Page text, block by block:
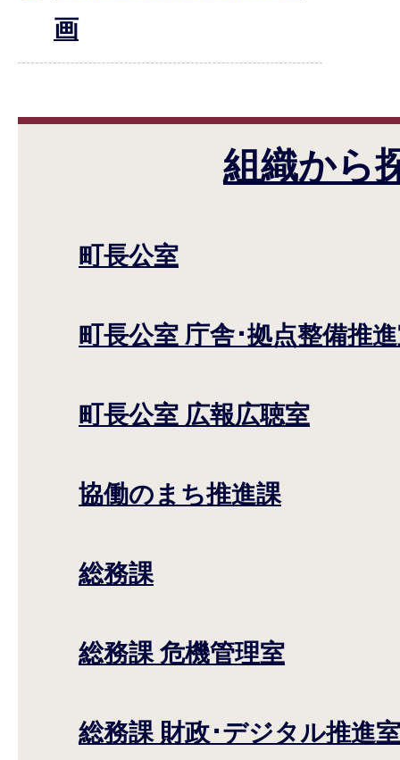
画
組織から
町長公室
町長公室 庁舎･拠点整備推
町長公室 広報広聴室
協働のまち推進課
総務課
総務課 危機管理室
総務課 財政･デジタル推進室